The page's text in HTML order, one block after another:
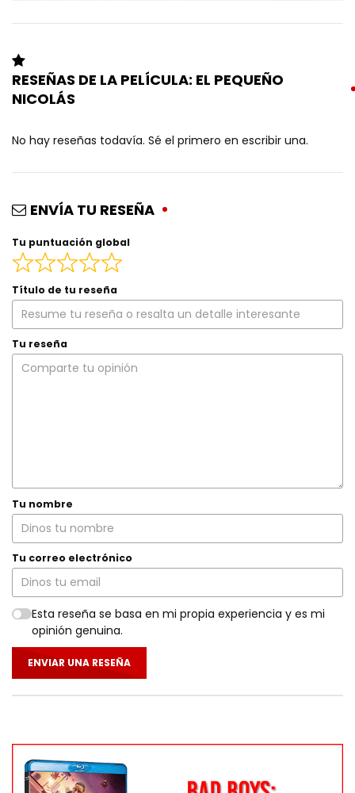
RESEÑAS DE LA PELÍCULA: EL PEQUEÑO
NICOLÁS
No hay reseñas todavía. Sé el primero en escribir una.
ENVÍA TU RESEÑA
Tu puntuación global
Título de tu reseña
Tu reseña
Tu nombre
Tu correo electrónico
Esta reseña se basa en mi propia experiencia y es mi
opinión genuina.
ENVIAR UNA RESEÑA